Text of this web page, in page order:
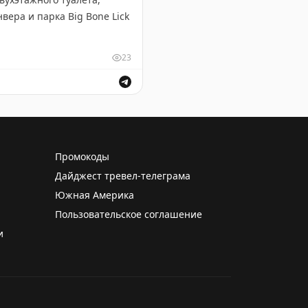
и парка Big Bone Lick
штатов, он побывал в
— Мэн с его живописным
23
Промокоды
Дайджест тревел-телеграма
Южная Америка
Пользовательское соглашение